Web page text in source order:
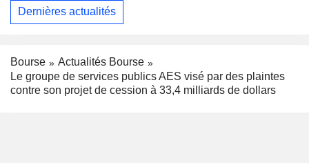
Dernières actualités
Bourse
Actualités Bourse
Le groupe de services publics AES visé par des plaintes
contre son projet de cession à 33,4 milliards de dollars